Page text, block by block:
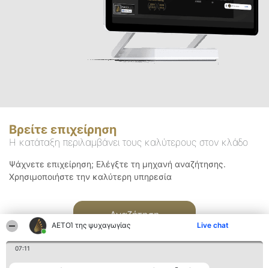
ΑΕΤΟΊ της ψυχαγωγίας Live chat
07:11
Βρείτε επιχείρηση
Η κατάταξη περιλαμβάνει τους καλύτερους στον κλάδο
Ψάχνετε επιχείρηση; Ελέγξτε τη μηχανή αναζήτησης.
Χρησιμοποιήστε την καλύτερη υπηρεσία
Αναζήτηση